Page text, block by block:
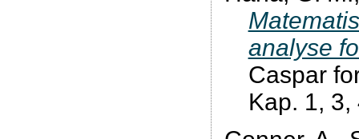
analyse
Caspar
Kap. 1, 3,